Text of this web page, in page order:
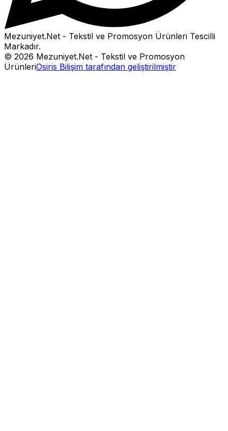
Mezuniyet.Net - Tekstil ve Promosyon Ürünleri Tescilli
Markadır.
© 2026 Mezuniyet.Net - Tekstil ve Promosyon
ÜrünleriOsiris Bilişim tarafından geliştirilmiştir